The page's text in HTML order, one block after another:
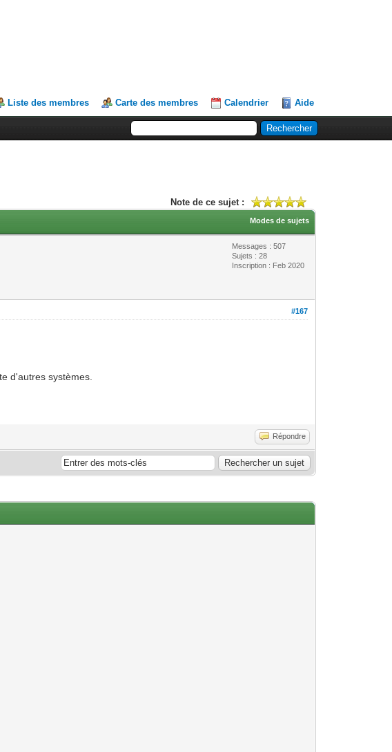
Liste des membres Carte des membres Calendrier Aide
Note de ce sujet :
Modes de sujets
Messages : 507
Sujets : 28
Inscription : Feb 2020
#167
d'autres systèmes.
Répondre